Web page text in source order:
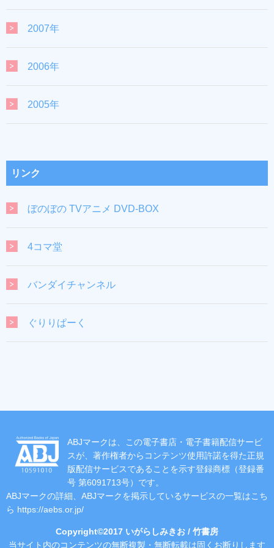
2007年
2006年
2005年
リンク
ぼのぼの TVアニメ DVD-BOX
4コマ堂
バンダイチャンネル
ぐりりぱーく
ABJマークは、この電子書店・電子書籍配信サービ
スが、著作権者からコンテンツ使用許諾を得た正規
版配信サービスであることを示す登録商標（登録番
号 第6091713号）です。
ABJマークの詳細、ABJマークを掲示しているサービスの一覧はこち
ら https://aebs.or.jp/
Copyright©2017 いがらしみきお / 竹書房
当サイト内のコンテンツの無断複製・無断転載は固くお断りします